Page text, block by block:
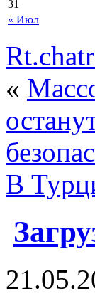
« Июл
31
«
В